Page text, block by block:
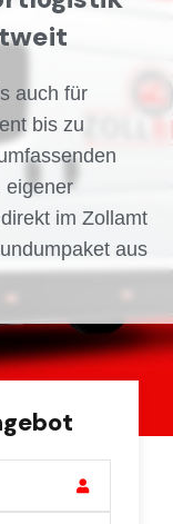
auch für
bis zu
eigener
im Zollamt
aus